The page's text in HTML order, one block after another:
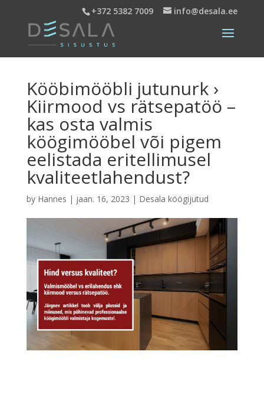
+372 5382 7009 info@desala.ee
Kööbimööbli jutunurk ›
Kiirmood vs rätsepatöö –
kas osta valmis
köögimööbel või pigem
eelistada eritellimusel
kvaliteetlahendust?
by Hannes | jaan. 16, 2023 | Desala köögijutud